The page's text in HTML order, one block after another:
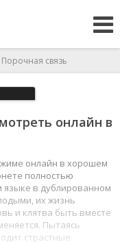
Порочная связь
онлайн в
онлайн в хорошем
полностью
языке в дублированном
их жизнь
и клятва быть вместе
Пытаясь
страстные